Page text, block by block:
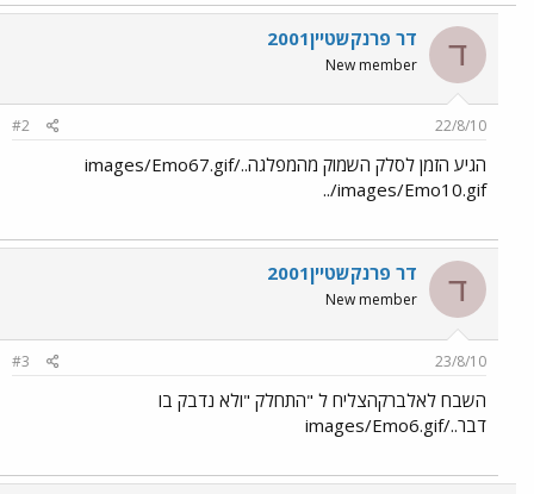
ד דר פרנקשטיין2001
New member
22/8/10
#2
הגיע הזמן לסלק השמוק מהמפלגה../images/Emo67.gif
../images/Emo10.gif
ד דר פרנקשטיין2001
New member
23/8/10
#3
השבח לאלברקהצליח ל "התחלק "ולא נדבק בו
דבר../images/Emo6.gif